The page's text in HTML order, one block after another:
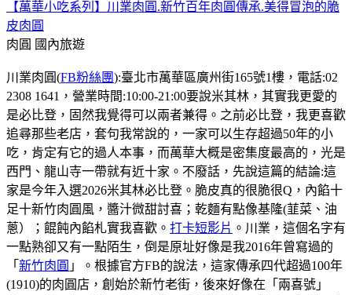
【萬華小吃系列】川業肉圓.新竹百年肉圓傳承.美得冒泡的脆
皮肉圓
肉圓 國內旅遊
川業肉圓(FB粉絲團):臺北市萬華區廣州街165號1樓，電話:02
2308 1641，營業時間:10:00-21:00要說米其林，其實我更愛的
是必比登，固然我覺得可以兩者兼得。之前必比登，我更喜歡
追尋那些老店，套句我常說的，一家可以生存超過50年的小
吃，肯定有它的過人本事，而萬華大概是密集度最高的，光是
西門、龍山寺一帶就有近十家。不廢話，先說這篇的結論:這
家是今年入選2026米其林必比登。脆皮真的很脆很Q，內餡十
足十新竹肉圓風，醬汁微甜討喜；乾麵有點像基隆(韮菜、油
蔥）；餛飩內餡札實我喜歡。 打卡短影片 。川業，這個名字有
一點熟卻又有一點陌生，倒是原址好像是我2016年曾寫過的
「 新竹肉圓 」。根據官方FB的說法，這家傳承四代超過100年
(1910)的肉圓店，創始於新竹老街，後來好像在「兩喜號」